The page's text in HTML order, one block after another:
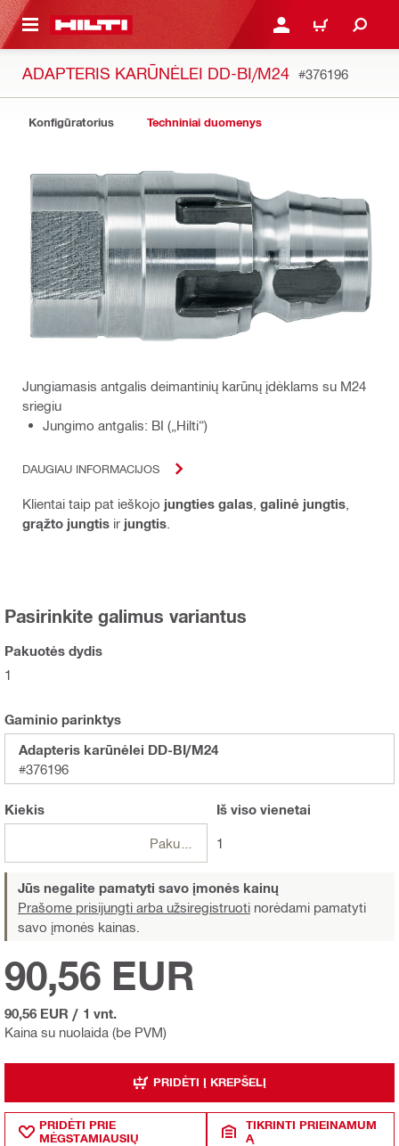
TURINIO PRISIJUNGTI ARBA
PIRKINIŲ
ADAPTERIS KARŪNĖLEI DD-BI/M24 #376196
Konfigūratorius Techniniai duomenys
Jungiamasis antgalis deimantinių karūnų įdėklams su M24
sriegiu
Jungimo antgalis: BI („Hilti“)
DAUGIAU INFORMACIJOS
Klientai taip pat ieškojo jungties galas galinė jungtis
grąžto jungtis ir jungtis
Pasirinkite galimus variantus
Pakuotės dydis
1
Gaminio parinktys
Adapteris karūnėlei DD-BI/M24
#376196
Kiekis
Pakuotės
Iš visovienetai
1
Jūs negalite pamatyti savo įmonės kainų
Prašome prisijungti arba užsiregistruoti norėdami pamatyti
savo įmonės kainas.
Kaina su nuolaida (be PVM)
90,56 EUR
90,56 EUR / 1 vnt.
PRIDĖTI Į KREPŠELĮ
PRIDĖTI PRIE
MĖGSTAMIAUSIŲ
TIKRINTI PRIEINAMUM
Ą